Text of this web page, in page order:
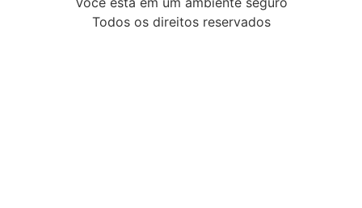
Todos os direitos reservados